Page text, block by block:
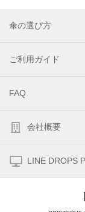
傘の選び方
ご利用ガイド
FAQ
会社概要
LINE DROPS